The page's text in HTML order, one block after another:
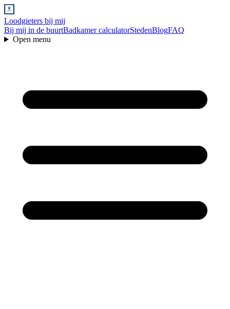
Loodgieters bij mij
Bij mij in de buurtBadkamer calculatorStedenBlogFAQ
Open menu